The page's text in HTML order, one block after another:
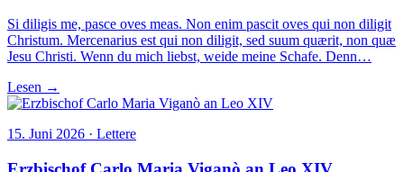
Si diligis me, pasce oves meas. Non enim pascit oves qui non diligit
Christum. Mercenarius est qui non diligit, sed suum quærit, non quæ
Jesu Christi. Wenn du mich liebst, weide meine Schafe. Denn…
Lesen →
15. Juni 2026 · Lettere